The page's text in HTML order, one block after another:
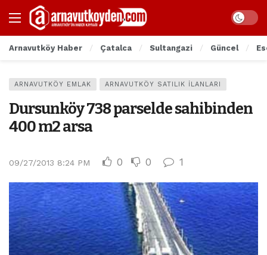
Arnavutköy Haber Çatalca Sultangazi Güncel
ARNAVUTKÖY EMLAK ARNAVUTKÖY SATILIK İLANLARI
Dursunköy 738 parselde sahibinden
400 m2 arsa
09/27/2013 8:24 PM 0 0 1